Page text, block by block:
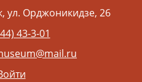
ул. Орджоникидзе, 26
43-3-01